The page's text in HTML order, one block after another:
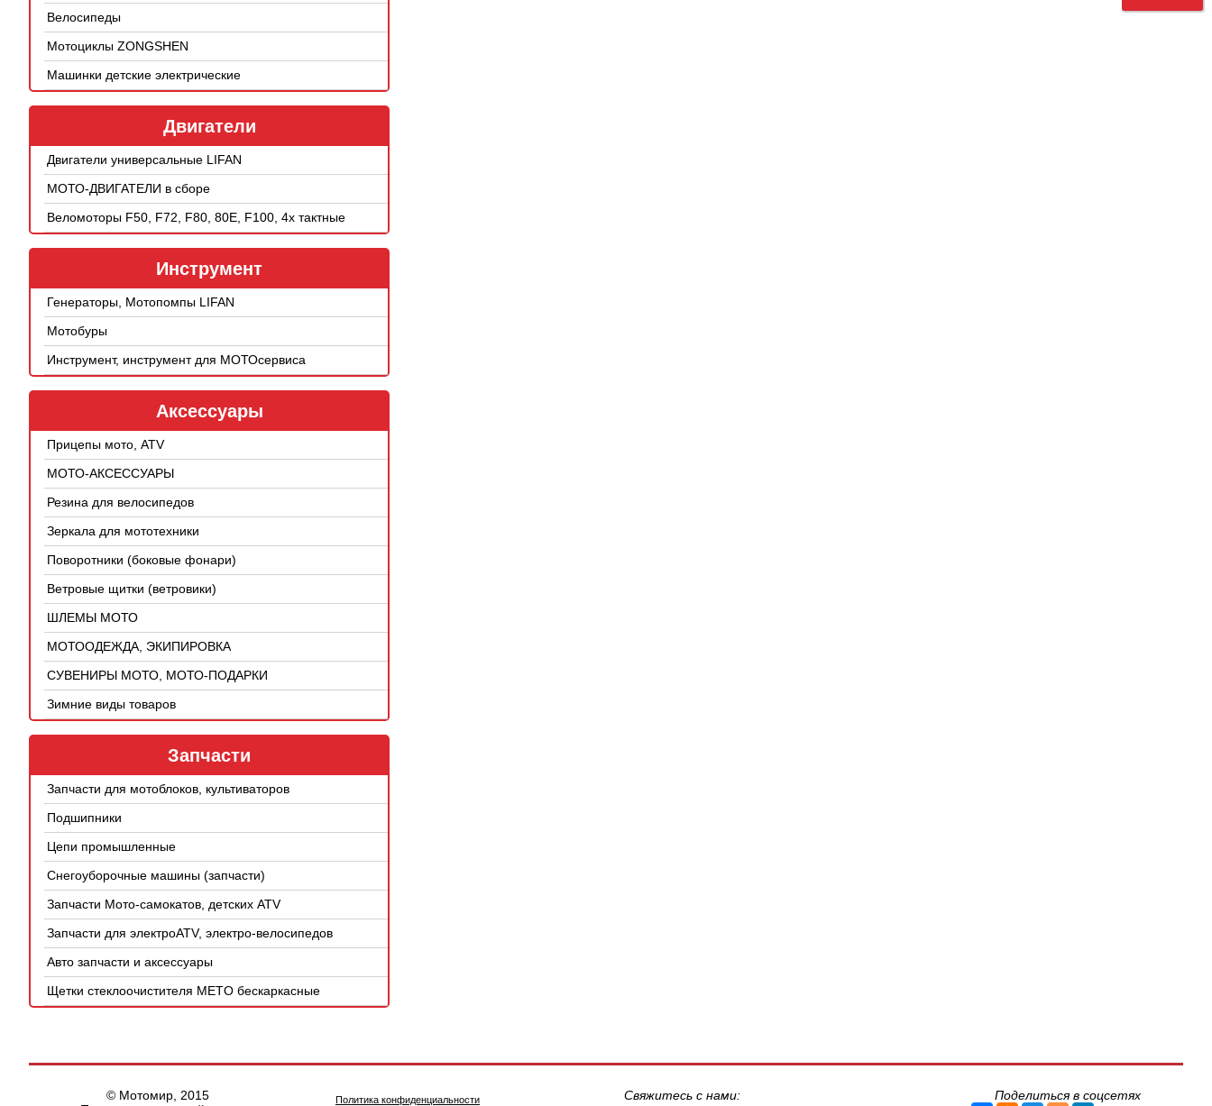
Велосипеды
Мотоциклы ZONGSHEN
Машинки детские электрические
Двигатели
Двигатели универсальные LIFAN
МОТО-ДВИГАТЕЛИ в сборе
Веломоторы F50, F72, F80, 80E, F100, 4х тактные
Инструмент
Генераторы, Мотопомпы LIFAN
Мотобуры
Инструмент, инструмент для МОТОсервиса
Аксессуары
Прицепы мото, ATV
МОТО-АКСЕССУАРЫ
Резина для велосипедов
Зеркала для мототехники
Поворотники (боковые фонари)
Ветровые щитки (ветровики)
ШЛЕМЫ МОТО
МОТООДЕЖДА, ЭКИПИРОВКА
СУВЕНИРЫ МОТО, МОТО-ПОДАРКИ
Зимние виды товаров
Запчасти
Запчасти для мотоблоков, культиваторов
Подшипники
Цепи промышленные
Снегоуборочные машины (запчасти)
Запчасти Мото-самокатов, детских ATV
Запчасти для электроATV, электро-велосипедов
Авто запчасти и аксессуары
Щетки стеклоочистителя METO бескаркасные
© Мотомир, 2015
Политика конфиденциальности Свяжитесь с нами: Поделиться в соцсетях